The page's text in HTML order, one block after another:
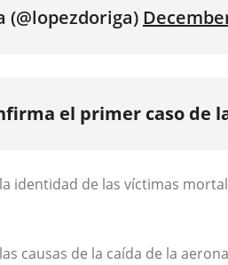
(@lopezdoriga)
el primer caso de
identidad de las víctimas
causas de la caída de la